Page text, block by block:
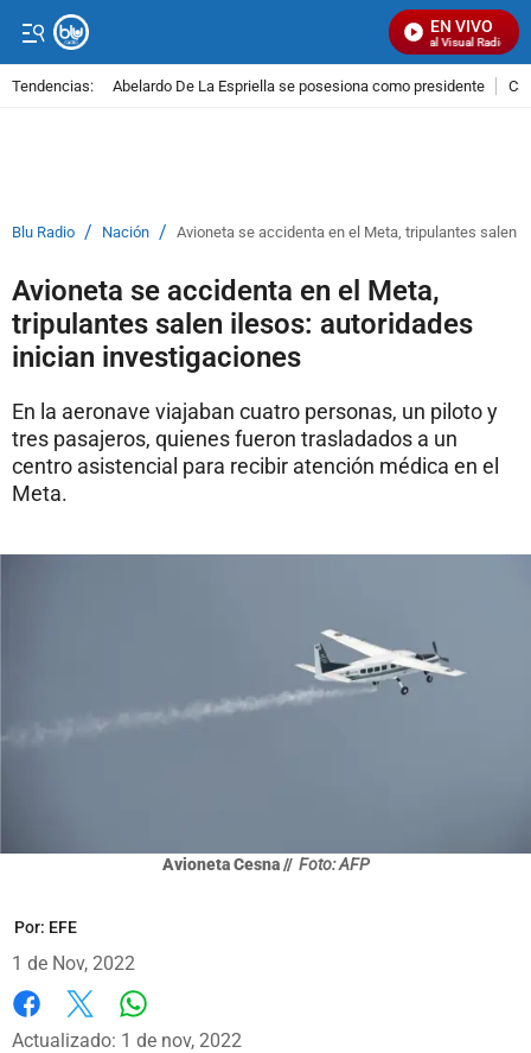
EN VIVO
Señal Visual Radio
Tendencias: Abelardo De La Espriella se posesiona como presidente
Blu Radio / Nación / Avioneta se accidenta en el Meta, tripulantes salen
Avioneta se accidenta en el Meta,
tripulantes salen ilesos: autoridades
inician investigaciones
En la aeronave viajaban cuatro personas, un piloto y
tres pasajeros, quienes fueron trasladados a un
centro asistencial para recibir atención médica en el
Meta.
Avioneta Cesna // Foto: AFP
Por: EFE
1 de Nov, 2022
Facebook
X
Actualizado: 1 de nov, 2022